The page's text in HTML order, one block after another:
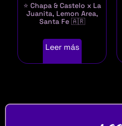
⭐ Chapa & Castelo x La
Juanita, Lemon Area,
Santa Fe 🇦🇷
Leer más